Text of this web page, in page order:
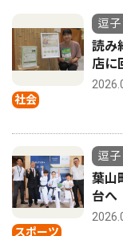
社会
逗子
読み
店に
スポーツ
逗子
葉山
台へ